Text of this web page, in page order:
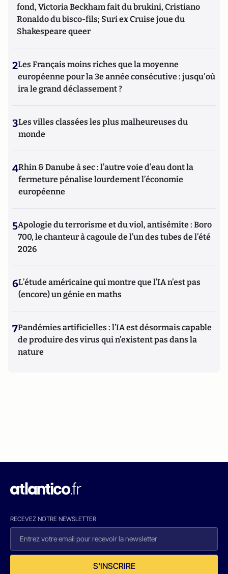
fond, Victoria Beckham fait du brukini, Cristiano
Ronaldo du bisco-fils; Suri ex Cruise joue du
Shakespeare queer
2Les Français moins riches que la moyenne
européenne pour la 3e année consécutive : jusqu'où
ira le grand déclassement ?
3Les villes classées les plus malheureuses du
monde
4Rhin & Danube à sec : l’autre voie d’eau dont la
fermeture pénalise lourdement l’économie
européenne
5Apologie du terrorisme et du viol, antisémite : Boro
700, le chanteur à cagoule de l’un des tubes de l’été
2026
6L’étude américaine qui montre que l’IA n’est pas
(encore) un génie en maths
7Pandémies artificielles : l’IA est désormais capable
de produire des virus qui n’existent pas dans la
nature
RECEVEZ NOTRE NEWSLETTER
S'INSCRIRE